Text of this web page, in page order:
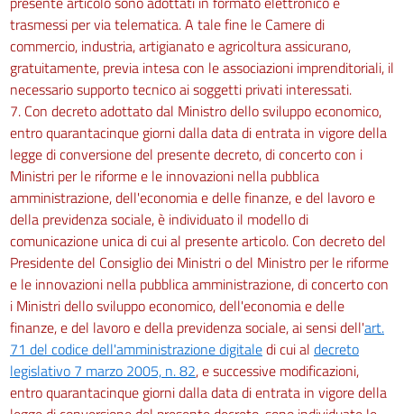
trasmessi per via telematica. A tale fine le Camere di
commercio, industria, artigianato e agricoltura assicurano,
gratuitamente, previa intesa con le associazioni imprenditoriali, il
necessario supporto tecnico ai soggetti privati interessati.
7. Con decreto adottato dal Ministro dello sviluppo economico,
entro quarantacinque giorni dalla data di entrata in vigore della
legge di conversione del presente decreto, di concerto con i
Ministri per le riforme e le innovazioni nella pubblica
amministrazione, dell'economia e delle finanze, e del lavoro e
della previdenza sociale, è individuato il modello di
comunicazione unica di cui al presente articolo. Con decreto del
Presidente del Consiglio dei Ministri o del Ministro per le riforme
e le innovazioni nella pubblica amministrazione, di concerto con
i Ministri dello sviluppo economico, dell'economia e delle
finanze, e del lavoro e della previdenza sociale, ai sensi dell'art.
71 del codice dell'amministrazione digitaledi cui al decreto
legislativo 7 marzo 2005, n. 82, e successive modificazioni,
entro quarantacinque giorni dalla data di entrata in vigore della